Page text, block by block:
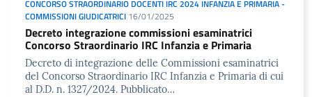
CONCORSO STRAORDINARIO DOCENTI IRC 2024 INFANZIA E PRIMARIA -
COMMISSIONI GIUDICATRICI 16/01/2025
Decreto integrazione commissioni esaminatrici
Concorso Straordinario IRC Infanzia e Primaria
Decreto di integrazione delle Commissioni esaminatrici
del Concorso Straordinario IRC Infanzia e Primaria di cui
al D.D. n. 1327/2024. Pubblicato…